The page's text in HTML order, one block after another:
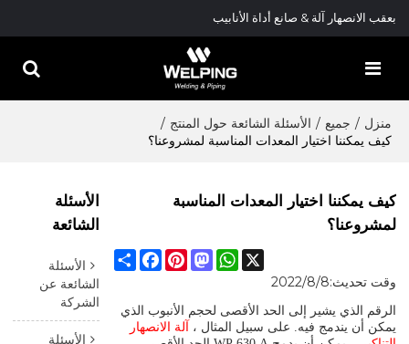
بعقب الانصهار آلة & صانع أداة الأنابيب
منزل / جميع / الأسئلة الشائعة حول المنتج /
كيف يمكننا اختيار المعدات المناسبة لمشروعنا؟
الأسئلة
الشائعة
الأسئلة
الشائعة عن
الشركة
الأسئلة
كيف يمكننا اختيار المعدات المناسبة
لمشروعنا؟
Share
Facebook
Pinterest
Mastodon
WhatsApp
X
وقت تحديث:2022/8/8
الرقم الذي يشير إلى الحد الأقصى لحجم الأنبوب الذي
يمكن أن يندمج فيه. على سبيل المثال ،
آلة الانصهار